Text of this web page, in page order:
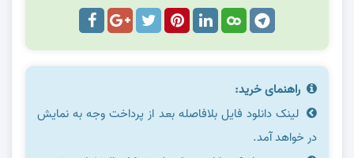
راهنمای خرید:
لینک دانلود فایل بلافاصله بعد از پرداخت وجه به نمایش
در خواهد آمد.